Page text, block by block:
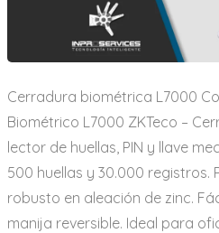
Cerradura biométrica L7000
Biométrico L7000 ZKTeco –
lector de huellas, PIN y llave
500 huellas y 30.000 registros.
robusto en aleación de zinc.
manija reversible. Ideal para